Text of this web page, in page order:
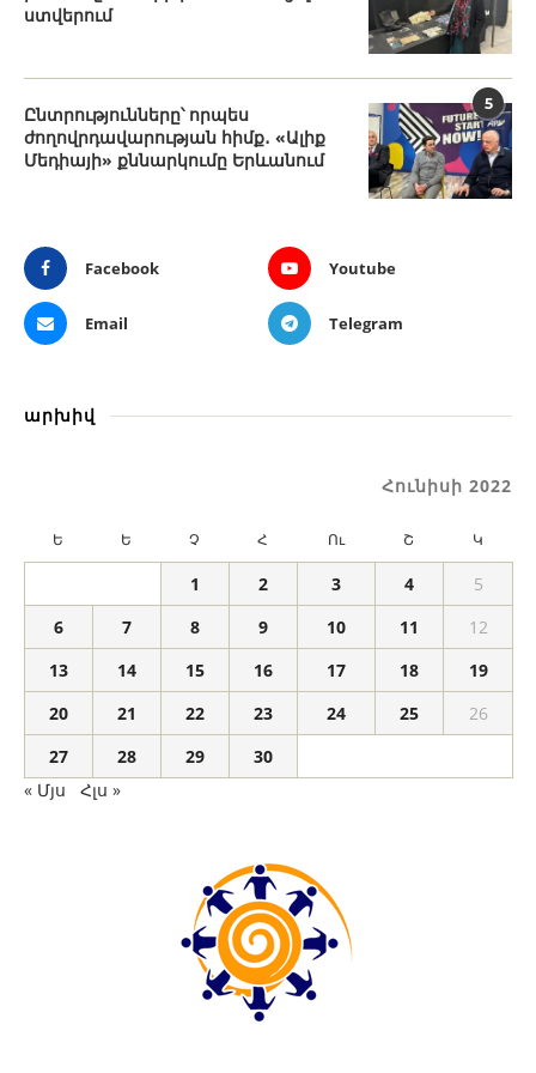
ստվերում
5
Ընտրությունները՝ որպես
ժողովրդավարության հիմք․ «Ալիք
Մեդիայի» քննարկումը Երևանում
Facebook Youtube
Email Telegram
արխիվ
Հունիսի 2022
Ե Ե Չ Հ Ու Շ Կ
1 2 3 4
5
6
7 8 9 10 11
12
13
14 15 16 17 18
19
20
21 22 23 24 25
26
27
28 29
30
« Մյս
Հլս »